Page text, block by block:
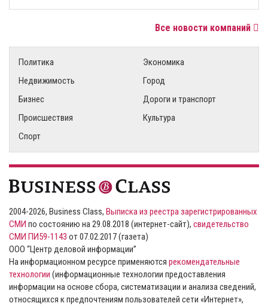
Все новости компаний
Политика
Экономика
Недвижимость
Город
Бизнес
Дороги и транспорт
Происшествия
Культура
Спорт
2004-2026, Business Class, Выписка из реестра зарегистрированных
СМИ по состоянию на 29.08.2018 (интернет-сайт), свидетельство
СМИ ПИ59-1143 от 07.02.2017 (газета)
ООО “Центр деловой информации”
На информационном ресурсе применяются рекомендательные
технологии (информационные технологии предоставления
информации на основе сбора, систематизации и анализа сведений,
относящихся к предпочтениям пользователей сети «Интернет»,